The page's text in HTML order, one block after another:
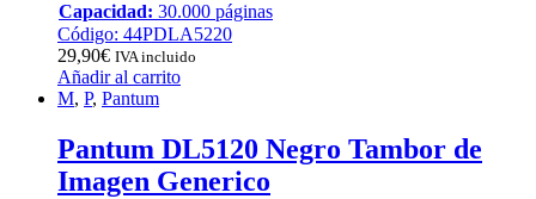
Capacidad: 30.000 páginas
Código: 44PDLA5220
29,90€ IVA incluido
Añadir al carrito
M, P, Pantum
Pantum DL5120 Negro Tambor de
Imagen Generico